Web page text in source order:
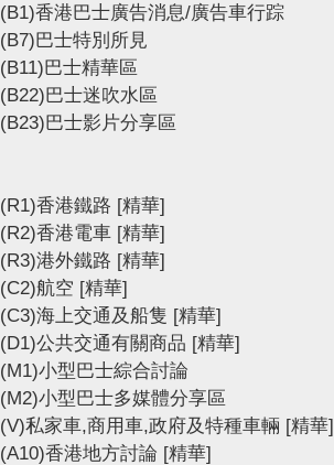
(B1)香港巴士廣告消息/廣告車行踪
(B7)巴士特別所見
(B11)巴士精華區
(B22)巴士迷吹水區
(B23)巴士影片分享區
(R1)香港鐵路 [精華]
(R2)香港電車 [精華]
(R3)港外鐵路 [精華]
(C2)航空 [精華]
(C3)海上交通及船隻 [精華]
(D1)公共交通有關商品 [精華]
(M1)小型巴士綜合討論
(M2)小型巴士多媒體分享區
(V)私家車,商用車,政府及特種車輛 [精華]
(A10)香港地方討論 [精華]